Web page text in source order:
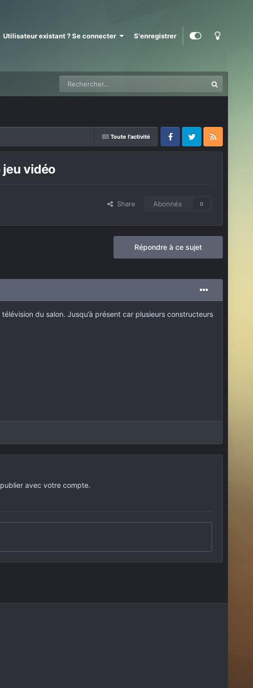
Utilisateur existant ? Se connecter S'enregistrer
Toute l'activité
FacebookTwitter RSS
jeu vidéo
Share Abonnés 0
Répondre à ce sujet
du salon. Jusqu’à présent car plusieurs constructeurs
avec votre compte.